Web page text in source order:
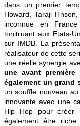
dans un premier
Howard, Taraji
inconnue en
tonitruant aux Etats-
sur IMDB. La
réalisateur de cette
une réelle synergie
une avant
également un grand
un souffle nouveau
innovante avec une
Hip Hop pour créer
également être